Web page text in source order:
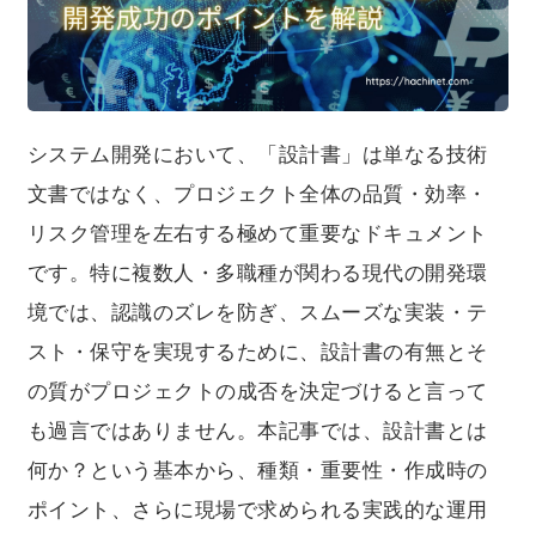
システム開発において、「設計書」は単なる技術
文書ではなく、プロジェクト全体の品質・効率・
リスク管理を左右する極めて重要なドキュメント
です。特に複数人・多職種が関わる現代の開発環
境では、認識のズレを防ぎ、スムーズな実装・テ
スト・保守を実現するために、設計書の有無とそ
の質がプロジェクトの成否を決定づけると言って
も過言ではありません。本記事では、設計書とは
何か？という基本から、種類・重要性・作成時の
ポイント、さらに現場で求められる実践的な運用